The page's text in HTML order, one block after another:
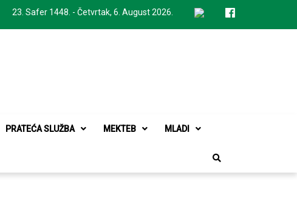
23. Safer 1448. - Četvrtak, 6. August 2026.
PRATEĆA SLUŽBA MEKTEB MLADI